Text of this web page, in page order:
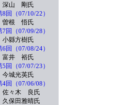
山 剛氏
8回（07/10/22）
根 悟氏
7回（07/09/28）
縣方樹氏
6回（07/08/24）
井 裕氏
5回（07/07/23）
城光英氏
4回（07/06/08）
々木 良氏
田雅晴氏